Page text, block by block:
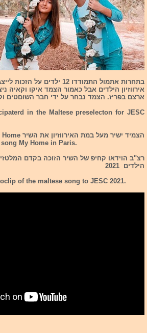
בתחרות אתמול התמודדו 12
אירווזיון הילדים אבל כאמור הצמד איקו וקאיה
ארצם בפריז. הצמד נבחר על ידי חבר השוםטים
in the Maltese preselecton for JESC
הצמיד ישיר מעל במת האירווזיון את השיר My Home..
My Home in Paris.
רצ"ב הוידאו קחיפ של השיר הזוכה בקדם המלטזי
הילדים 2021
of the maltese song to JESC 2021.